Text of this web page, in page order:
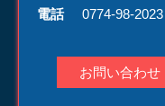
電話
0774-98-2023
お問い合わせ